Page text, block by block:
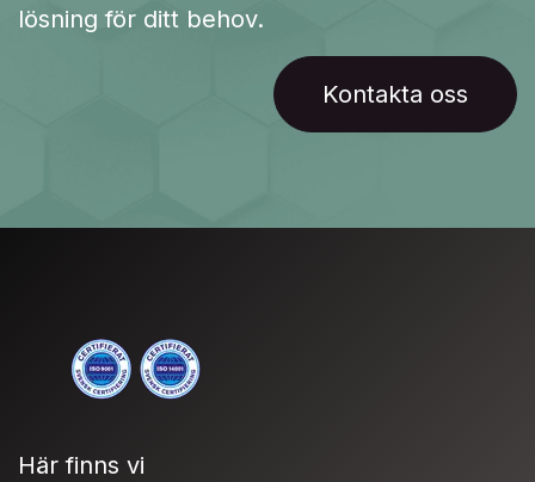
lösning för ditt behov.
Kontakta oss
Här finns vi